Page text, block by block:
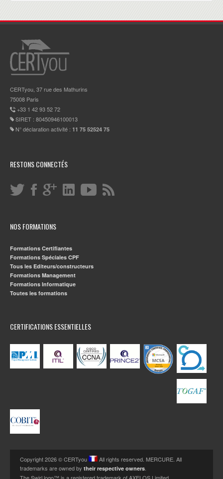
CERTyou, 37 rue des Mathurins
75008 Paris
+33 1 42 93 52 72
SIRET : 80450946100013
N° déclaration activité : 11 75 52524 75
RESTONS CONNECTÉS
NOS FORMATIONS
Formations Certifiantes
Formations Spéciales CPF
Tous les Editeurs/constructeurs
Formations Management
Formations Informatique
Toutes les formations
CERTIFICATIONS ESSENTIELLES
Copyright 2026 © CERTyou
All rights reserved. MERCURE. All
trademarks are owned by their respective owners.